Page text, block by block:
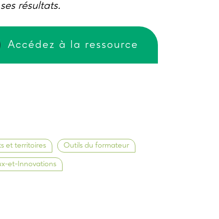
résultats.
Accédez à la ressource
et territoires Outils du formateur
et-Innovations